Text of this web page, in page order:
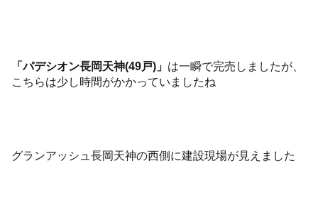
「パデシオン長岡天神(49戸)」 は一瞬で完売しましたが、
こちらは少し時間がかかっていましたね
グランアッシュ長岡天神の西側に建設現場が見えました